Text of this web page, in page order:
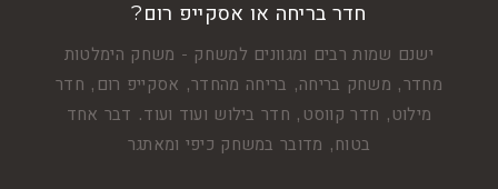
חדר בריחה או אסקייפ רום?
ישנם שמות רבים ומגוונים למשחק - משחק הימלטות
מחדר, משחק בריחה, בריחה מהחדר, אסקייפ רום, חדר
מילוט, חדר קווסט, חדר בילוש ועוד ועוד. דבר אחד
בטוח, מדובר במשחק כיפי ומאתגר